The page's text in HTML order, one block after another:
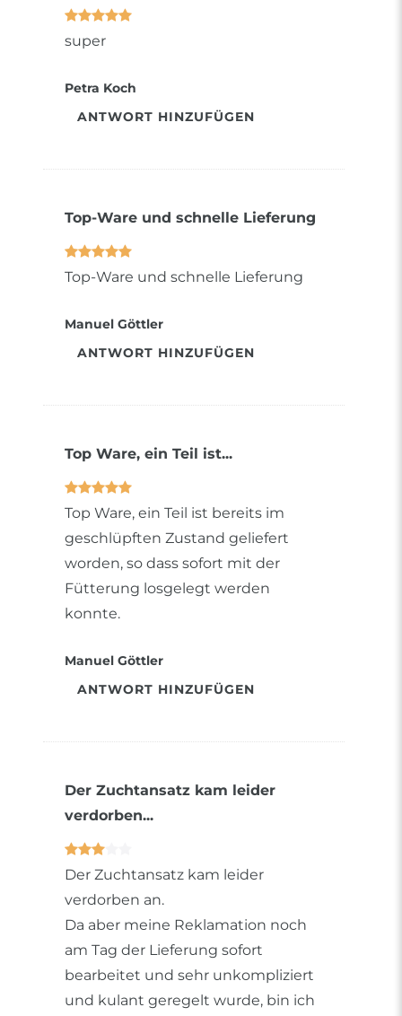
super
Petra Koch
ANTWORT HINZUFÜGEN
Top-Ware und schnelle Lieferung
Top-Ware und schnelle Lieferung
Manuel Göttler
ANTWORT HINZUFÜGEN
Top Ware, ein Teil ist...
Top Ware, ein Teil ist bereits im
geschlüpften Zustand geliefert
worden, so dass sofort mit der
Fütterung losgelegt werden
konnte.
Manuel Göttler
ANTWORT HINZUFÜGEN
Der Zuchtansatz kam leider
verdorben...
Der Zuchtansatz kam leider
verdorben an.
Da aber meine Reklamation noch
am Tag der Lieferung sofort
bearbeitet und sehr unkompliziert
und kulant geregelt wurde, bin ich